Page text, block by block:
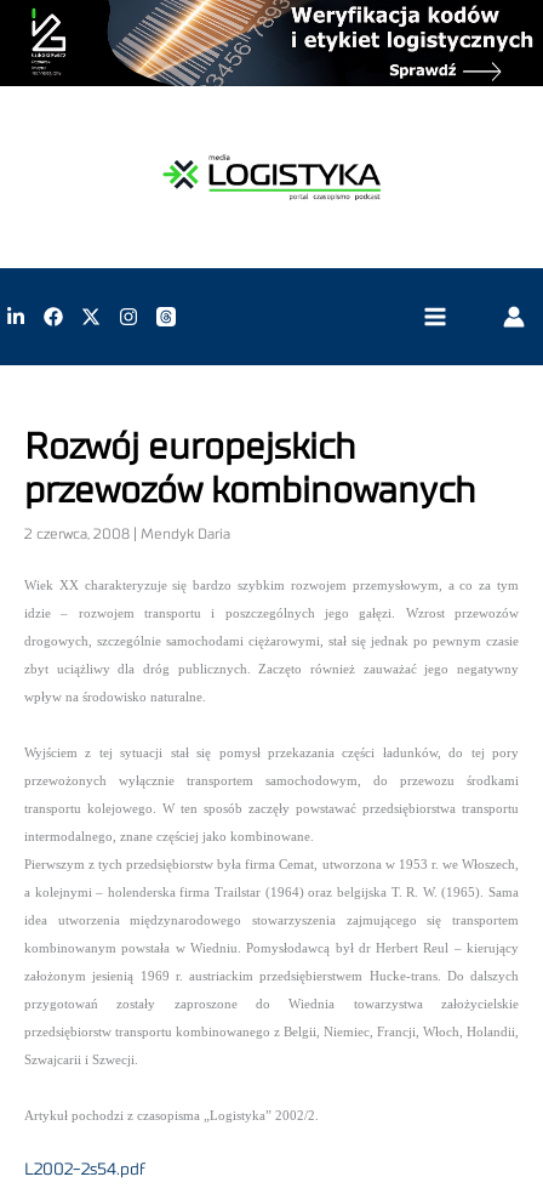
Rozwój europejskich
przewozów kombinowanych
2 czerwca, 2008 | Mendyk Daria
Wiek XX charakteryzuje się bardzo szybkim rozwojem przemysłowym, a co za tym
idzie – rozwojem transportu i poszczególnych jego gałęzi. Wzrost przewozów
drogowych, szczególnie samochodami ciężarowymi, stał się jednak po pewnym czasie
zbyt uciążliwy dla dróg publicznych. Zaczęto również zauważać jego negatywny
wpływ na środowisko naturalne.
Wyjściem z tej sytuacji stał się pomysł przekazania części ładunków, do tej pory
przewożonych wyłącznie transportem samochodowym, do przewozu środkami
transportu kolejowego. W ten sposób zaczęły powstawać przedsiębiorstwa transportu
intermodalnego, znane częściej jako kombinowane.
Pierwszym z tych przedsiębiorstw była firma Cemat, utworzona w 1953 r. we Włoszech,
a kolejnymi – holenderska firma Trailstar (1964) oraz belgijska T. R. W. (1965). Sama
idea utworzenia międzynarodowego stowarzyszenia zajmującego się transportem
kombinowanym powstała w Wiedniu. Pomysłodawcą był dr Herbert Reul – kierujący
założonym jesienią 1969 r. austriackim przedsiębierstwem Hucke-trans. Do dalszych
przygotowań zostały zaproszone do Wiednia towarzystwa założycielskie
przedsiębiorstw transportu kombinowanego z Belgii, Niemiec, Francji, Włoch, Holandii,
Szwajcarii i Szwecji.
Artykuł pochodzi z czasopisma „Logistyka” 2002/2.
L2002-2s54.pdf